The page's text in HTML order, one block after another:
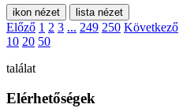
ikon nézet lista nézet
Előző 1 2 3 ... 249 250 Következő
10 20 50
találat
Elérhetőségek